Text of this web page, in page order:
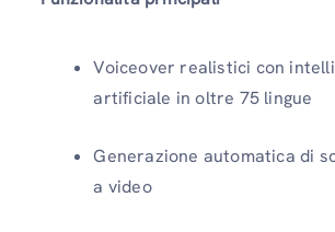
Voiceover realistici con
artificiale in oltre 75 lingue
Generazione automatica di
a video